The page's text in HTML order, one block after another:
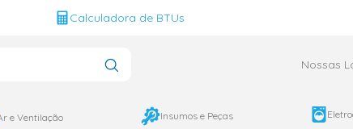
Calculadora de BTUs
Nossas
e Ventilação Insumos e Peças